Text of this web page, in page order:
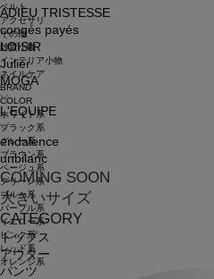
ADIEU TRISTESSE
congés payés
LOISIR
Julier
MOGA
L'EQUIPE
endalence
unbilanc
COMING SOON
大きいサイズ
CATEGORY
トップス
アウター
パンツ
ベルト
アクセサリ
その他
雑貨小物
インテリア小物
ネイルケア
BRAND
COLOR
ホワイト系
ブラック系
グレー系
ブラウン系
ベージュ系
グリーン系
ブルー系
パープル系
イエロー系
ピンク系
レッド系
オレンジ系